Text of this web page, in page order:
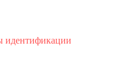
идентификации